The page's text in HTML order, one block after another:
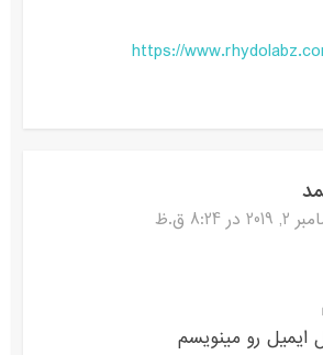
https://
در 8:24 ق.ظ
رو مینویسم